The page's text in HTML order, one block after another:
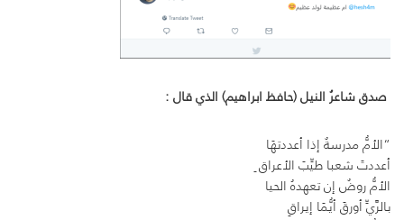
صدق شاعرُ النيل (حافظ ابراهيم) الذي قال :
“الأمُّ مدرسةٌ إذا أعددتهَا
أعددتَ شعبا طيِّبَ الأعراق ِ
الأمُّ روضٌ إن تعهدهُ الحيا
بالرَّيِّ أورقَ أيُّمَا إيراقِ